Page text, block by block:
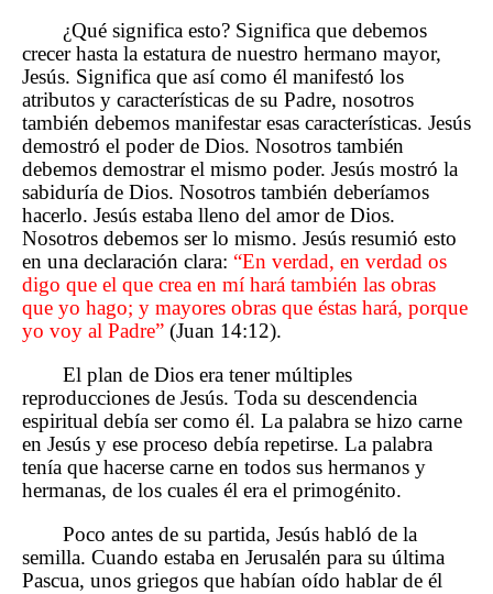
¿Qué significa esto? Significa que debemos
crecer hasta la estatura de nuestro hermano mayor,
Jesús. Significa que así como él manifestó los
atributos y características de su Padre, nosotros
también debemos manifestar esas características. Jesús
demostró el poder de Dios. Nosotros también
debemos demostrar el mismo poder. Jesús mostró la
sabiduría de Dios. Nosotros también deberíamos
hacerlo. Jesús estaba lleno del amor de Dios.
Nosotros debemos ser lo mismo. Jesús resumió esto
en una declaración clara: “En verdad, en verdad os
digo que el que crea en mí hará también las obras
que yo hago; y mayores obras que éstas hará, porque
yo voy al Padre” (Juan 14:12).
El plan de Dios era tener múltiples
reproducciones de Jesús. Toda su descendencia
espiritual debía ser como él. La palabra se hizo carne
en Jesús y ese proceso debía repetirse. La palabra
tenía que hacerse carne en todos sus hermanos y
hermanas, de los cuales él era el primogénito.
Poco antes de su partida, Jesús habló de la
semilla. Cuando estaba en Jerusalén para su última
Pascua, unos griegos que habían oído hablar de él